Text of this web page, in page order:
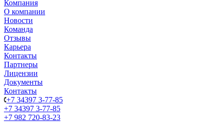
Компания
О компании
Новости
Команда
Отзывы
Карьера
Контакты
Партнеры
Лицензии
Документы
Контакты
+7 34397 3-77-85
+7 34397 3-77-85
+7 982 720-83-23